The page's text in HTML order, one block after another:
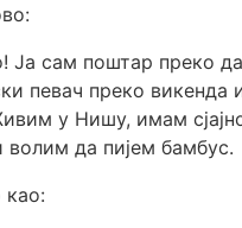
Ја сам поштар преко
певач преко викенда
у Нишу, имам
да пијем бамбус.